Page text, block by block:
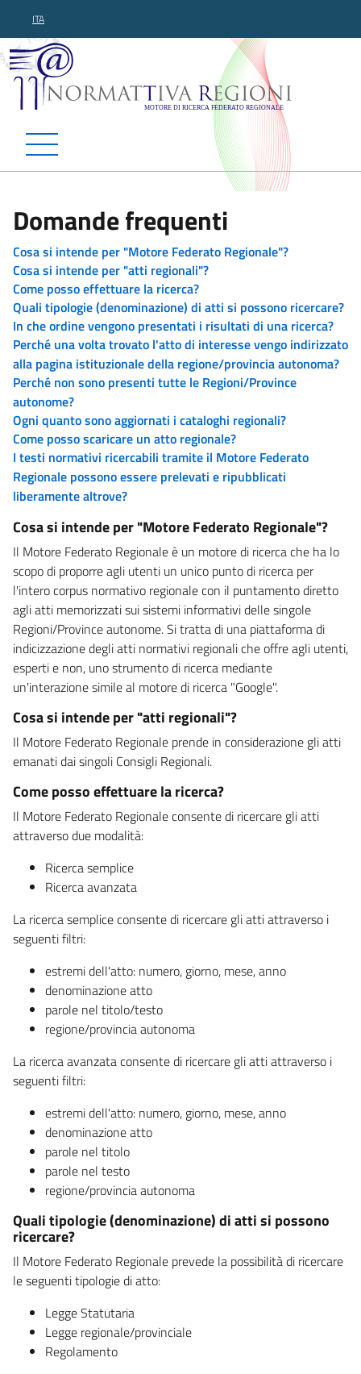
ITA
Normattiva Regioni -
Domande frequenti
Cosa si intende per "Motore Federato Regionale"?
Cosa si intende per "atti regionali"?
Come posso effettuare la ricerca?
Quali tipologie (denominazione) di atti si possono ricercare?
In che ordine vengono presentati i risultati di una ricerca?
Perché una volta trovato l'atto di interesse vengo indirizzato
alla pagina istituzionale della regione/provincia autonoma?
Perché non sono presenti tutte le Regioni/Province
autonome?
Ogni quanto sono aggiornati i cataloghi regionali?
Come posso scaricare un atto regionale?
I testi normativi ricercabili tramite il Motore Federato
Regionale possono essere prelevati e ripubblicati
liberamente altrove?
Cosa si intende per "Motore Federato Regionale"?
Il Motore Federato Regionale è un motore di ricerca che ha lo
scopo di proporre agli utenti un unico punto di ricerca per
l'intero corpus normativo regionale con il puntamento diretto
agli atti memorizzati sui sistemi informativi delle singole
Regioni/Province autonome. Si tratta di una piattaforma di
indicizzazione degli atti normativi regionali che offre agli utenti,
esperti e non, uno strumento di ricerca mediante
un'interazione simile al motore di ricerca "Google".
Cosa si intende per "atti regionali"?
Il Motore Federato Regionale prende in considerazione gli atti
emanati dai singoli Consigli Regionali.
Come posso effettuare la ricerca?
Il Motore Federato Regionale consente di ricercare gli atti
attraverso due modalità:
Ricerca semplice
Ricerca avanzata
La ricerca semplice consente di ricercare gli atti attraverso i
seguenti filtri:
estremi dell'atto: numero, giorno, mese, anno
denominazione atto
parole nel titolo/testo
regione/provincia autonoma
La ricerca avanzata consente di ricercare gli atti attraverso i
seguenti filtri:
estremi dell'atto: numero, giorno, mese, anno
denominazione atto
parole nel titolo
parole nel testo
regione/provincia autonoma
Quali tipologie (denominazione) di atti si possono
ricercare?
Il Motore Federato Regionale prevede la possibilità di ricercare
le seguenti tipologie di atto:
Legge Statutaria
Legge regionale/provinciale
Regolamento